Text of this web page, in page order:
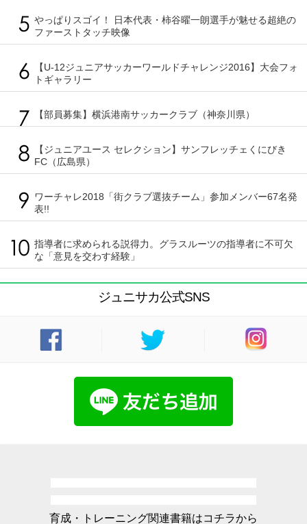
やっぱりスゴイ！ 日本代表・柿谷曜一朗選手が魅せる超絶の
ファーストタッチ映像
【U-12ジュニアサッカーワールドチャレンジ2016】大会フォ
トギャラリー
【部員募集】横浜港南サッカークラブ（神奈川県）
【ジュニアユース セレクション】サンフレッチェくにびき
FC（広島県）
ワーチャレ2018「街クラブ選抜チーム」参加メンバー67名発
表!!
指導者に求められる説得力。グラスルーツの指導者に不可欠
な「意見を交わす経験」
ジュニサカ公式SNS
育成・トレーニング関連書籍はコチラから